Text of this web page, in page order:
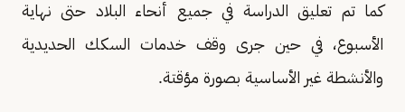
كما تم تعليق الدراسة في جميع أنحاء البلاد حتى نهاية
الأسبوع، في حين جرى وقف خدمات السكك الحديدية
والأنشطة غير الأساسية بصورة مؤقتة.